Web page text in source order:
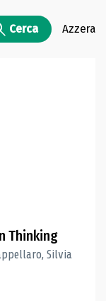
Cerca Azzera
Thinking
Silvia